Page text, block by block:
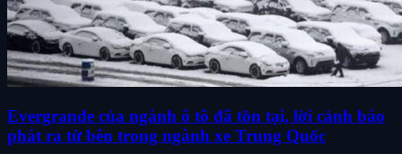
Evergrande của ngành ô tô đã tồn tại, lời cảnh báo
phát ra từ bên trong ngành xe Trung Quốc